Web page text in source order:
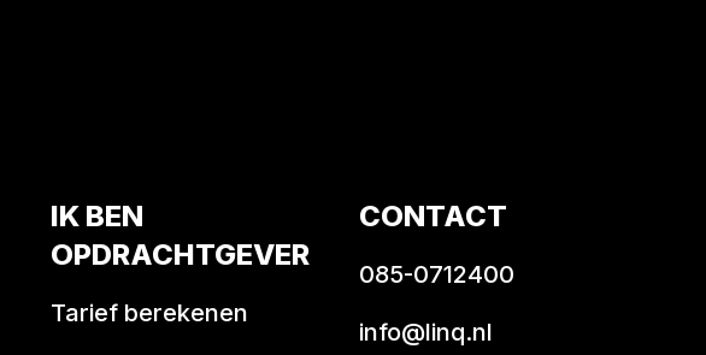
IK BEN
OPDRACHTGEVER
Tarief berekenen
CONTACT
085-0712400
info@linq.nl